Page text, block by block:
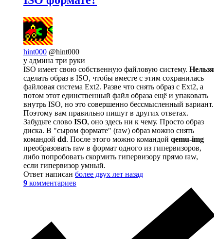
hint000 @hint000
у админа три руки
ISO имеет свою собственную файловую систему. Нельзя
сделать образ в ISO, чтобы вместе с этим сохранилась
файловая система Ext2. Разве что снять образ с Ext2, а
потом этот единственный файл образа ещё и упаковать
внутрь ISO, но это совершенно бессмысленный вариант.
Поэтому вам правильно пишут в других ответах.
Забудьте слово ISO, оно здесь ни к чему. Просто образ
диска. В "сыром формате" (raw) образ можно снять
командой dd. После этого можно командой qemu-img
преобразовать raw в формат одного из гипервизоров,
либо попробовать скормить гипервизору прямо raw,
если гипервизор умный.
Ответ написан более двух лет назад
9 комментариев